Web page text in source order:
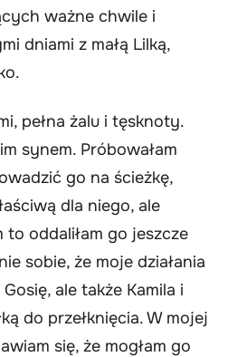
ważne chwile i
dniami z małą Lilką,
pełna żalu i tęsknoty.
synem. Próbowałam
go na ścieżkę,
dla niego, ale
oddaliłam go jeszcze
sobie, że moje działania
ale także Kamila i
do przełknięcia. W mojej
się, że mogłam go